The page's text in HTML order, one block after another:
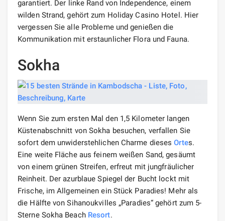
garantiert. Der linke Rand von Independence, einem
wilden Strand, gehört zum Holiday Casino Hotel. Hier
vergessen Sie alle Probleme und genießen die
Kommunikation mit erstaunlicher Flora und Fauna.
Sokha
Wenn Sie zum ersten Mal den 1,5 Kilometer langen
Küstenabschnitt von Sokha besuchen, verfallen Sie
sofort dem unwiderstehlichen Charme diesesOrtes.
Eine weite Fläche aus feinem weißen Sand, gesäumt
von einem grünen Streifen, erfreut mit jungfräulicher
Reinheit. Der azurblaue Spiegel der Bucht lockt mit
Frische, im Allgemeinen ein Stück Paradies! Mehr als
die Hälfte von Sihanoukvilles „Paradies“ gehört zum 5-
Sterne Sokha Beach Resort.